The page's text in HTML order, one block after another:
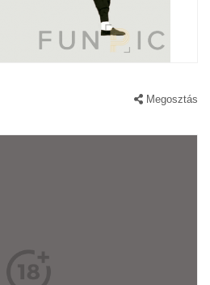
Megosztás